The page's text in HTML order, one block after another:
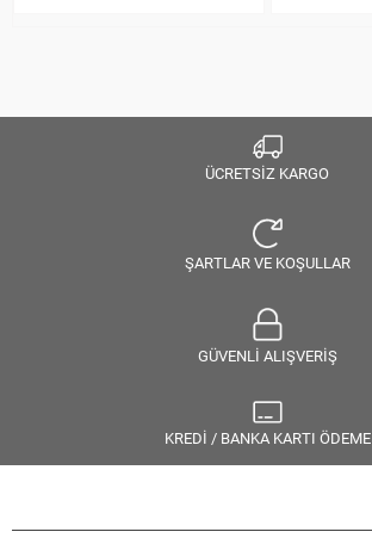
ÜCRETSİZ KARGO
ŞARTLAR VE KOŞULLAR
GÜVENLİ ALIŞVERİŞ
KREDİ / BANKA KARTI ÖDEME